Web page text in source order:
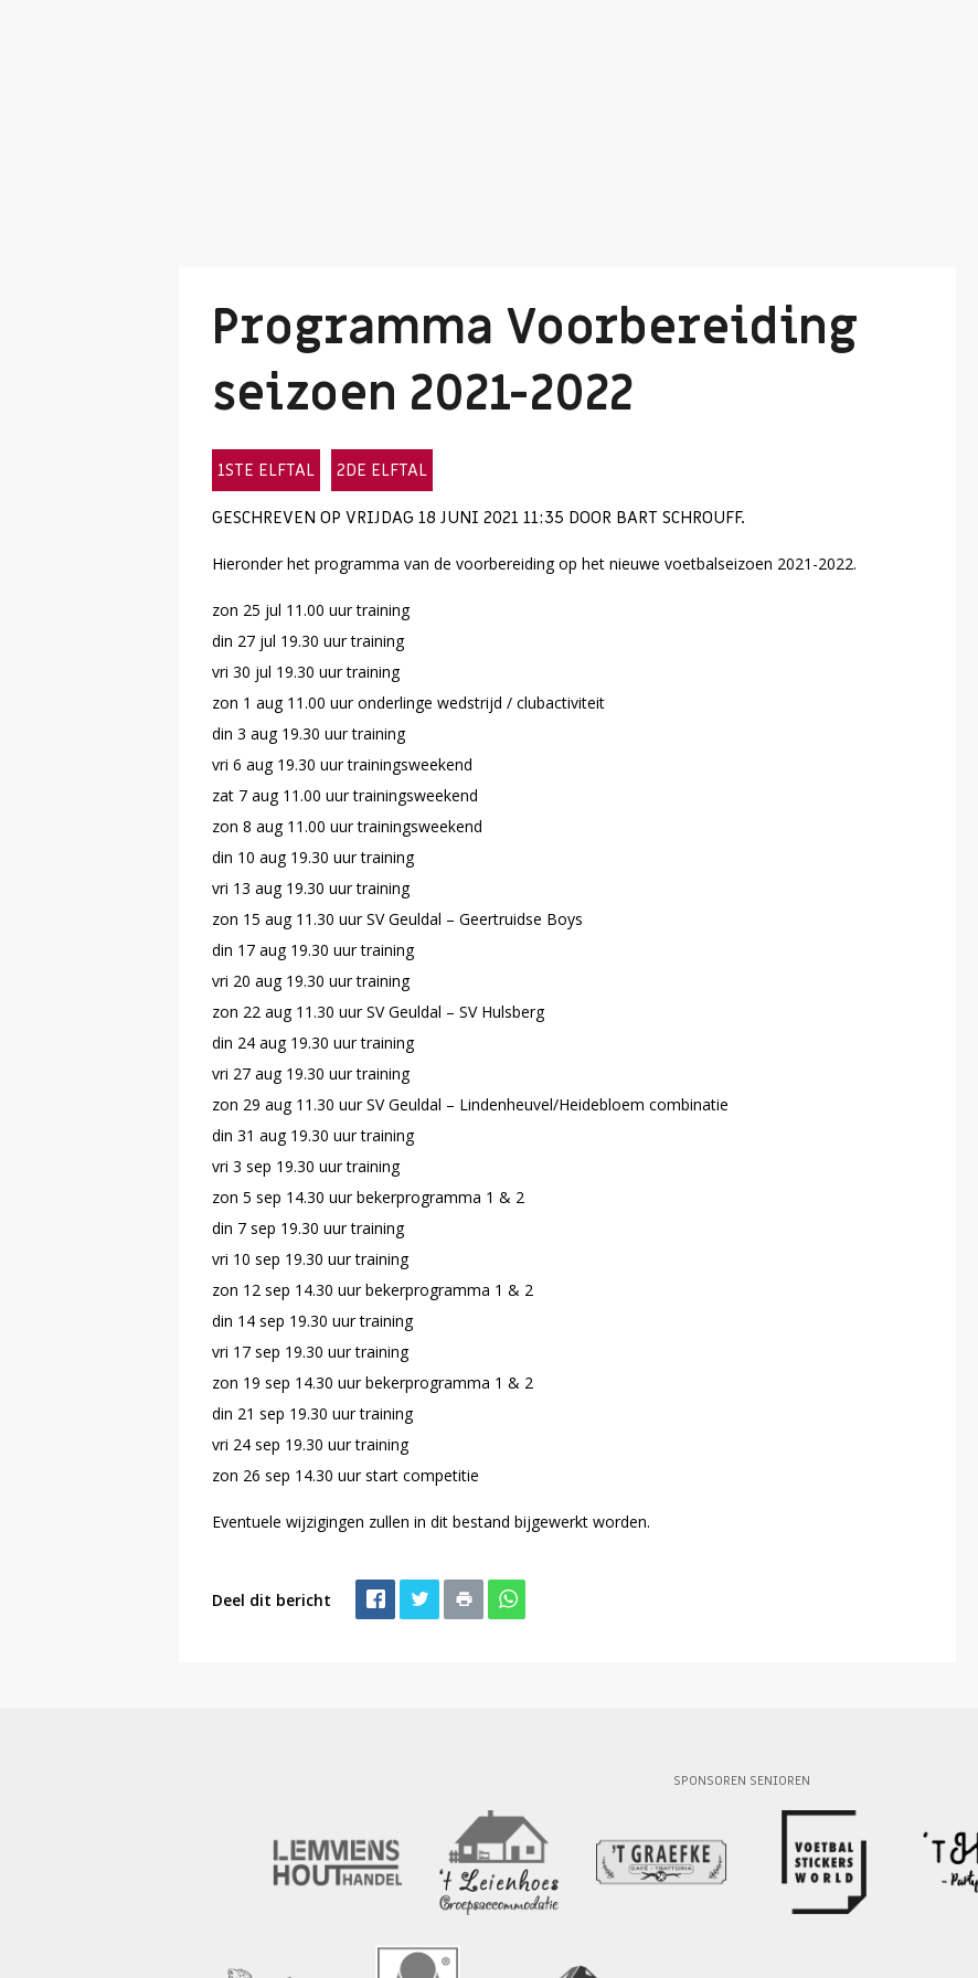
Programma Voorbereiding
seizoen 2021-2022
1STE ELFTAL
2DE ELFTAL
GESCHREVEN OP VRIJDAG 18 JUNI 2021 11:35 DOOR BART SCHROUFF.
Hieronder het programma van de voorbereiding op het nieuwe voetbalseizoen 2021-2022.
zon 25 jul 11.00 uur training
din 27 jul 19.30 uur training
vri 30 jul 19.30 uur training
zon 1 aug 11.00 uur onderlinge wedstrijd / clubactiviteit
din 3 aug 19.30 uur training
vri 6 aug 19.30 uur trainingsweekend
zat 7 aug 11.00 uur trainingsweekend
zon 8 aug 11.00 uur trainingsweekend
din 10 aug 19.30 uur training
vri 13 aug 19.30 uur training
zon 15 aug 11.30 uur SV Geuldal – Geertruidse Boys
din 17 aug 19.30 uur training
vri 20 aug 19.30 uur training
zon 22 aug 11.30 uur SV Geuldal – SV Hulsberg
din 24 aug 19.30 uur training
vri 27 aug 19.30 uur training
zon 29 aug 11.30 uur SV Geuldal – Lindenheuvel/Heidebloem combinatie
din 31 aug 19.30 uur training
vri 3 sep 19.30 uur training
zon 5 sep 14.30 uur bekerprogramma 1 & 2
din 7 sep 19.30 uur training
vri 10 sep 19.30 uur training
zon 12 sep 14.30 uur bekerprogramma 1 & 2
din 14 sep 19.30 uur training
vri 17 sep 19.30 uur training
zon 19 sep 14.30 uur bekerprogramma 1 & 2
din 21 sep 19.30 uur training
vri 24 sep 19.30 uur training
zon 26 sep 14.30 uur start competitie
Eventuele wijzigingen zullen in dit bestand bijgewerkt worden.
Deel dit bericht
SPONSOREN SENIOREN